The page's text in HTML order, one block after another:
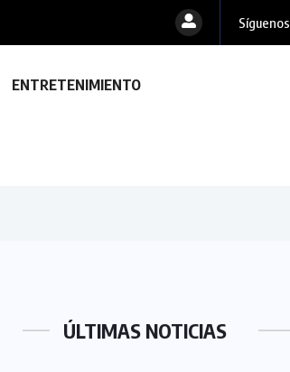
Síguenos
ENTRETENIMIENTO
ÚLTIMAS NOTICIAS